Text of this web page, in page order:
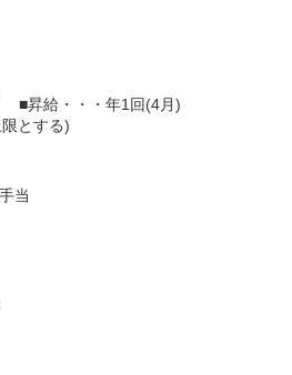
■昇給・・・年1回(4月)
とする)
当